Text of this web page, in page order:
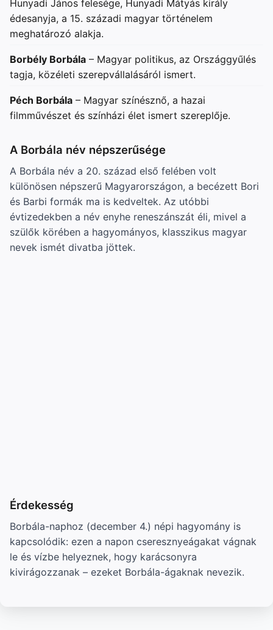
Hunyadi János felesége, Hunyadi Mátyás király
édesanyja, a 15. századi magyar történelem
meghatározó alakja.
Borbély Borbála – Magyar politikus, az Országgyűlés
tagja, közéleti szerepvállalásáról ismert.
Péch Borbála – Magyar színésznő, a hazai
filmművészet és színházi élet ismert szereplője.
A Borbála név népszerűsége
A Borbála név a 20. század első felében volt
különösen népszerű Magyarországon, a becézett Bori
és Barbi formák ma is kedveltek. Az utóbbi
évtizedekben a név enyhe reneszánszát éli, mivel a
szülők körében a hagyományos, klasszikus magyar
nevek ismét divatba jöttek.
Érdekesség
Borbála-naphoz (december 4.) népi hagyomány is
kapcsolódik: ezen a napon cseresznyeágakat vágnak
le és vízbe helyeznek, hogy karácsonyra
kivirágozzanak – ezeket Borbála-ágaknak nevezik.